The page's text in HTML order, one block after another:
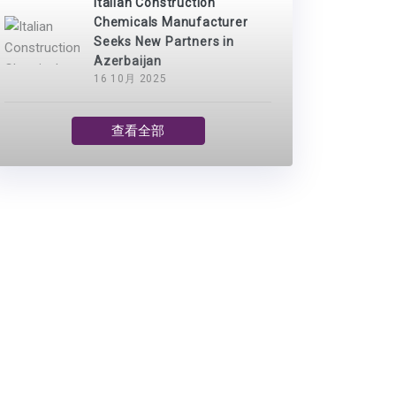
Chemicals Manufacturer
Seeks New Partners in
Azerbaijan
16 10月 2025
查看全部